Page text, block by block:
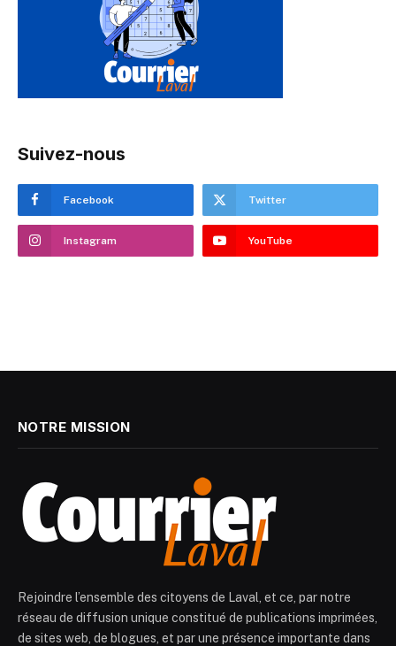
Suivez-nous
Facebook Twitter
Instagram YouTube
NOTRE MISSION
Rejoindre l’ensemble des citoyens de Laval, et ce, par notre
réseau de diffusion unique constitué de publications imprimées,
de sites web, de blogues, et par une présence importante dans